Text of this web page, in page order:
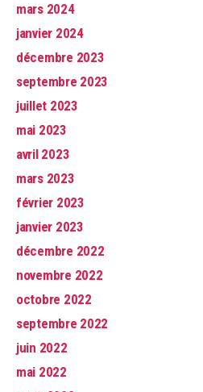
mars 2024
janvier 2024
décembre 2023
septembre 2023
juillet 2023
mai 2023
avril 2023
mars 2023
février 2023
janvier 2023
décembre 2022
novembre 2022
octobre 2022
septembre 2022
juin 2022
mai 2022